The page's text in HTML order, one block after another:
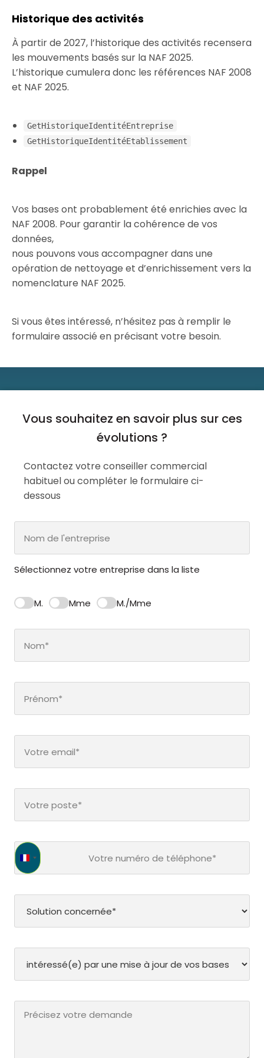
Historique des activités
À partir de 2027, l’historique des activités recensera
les mouvements basés sur la NAF 2025.
L’historique cumulera donc les références NAF 2008
et NAF 2025.
GetHistoriqueIdentitéEntreprise
GetHistoriqueIdentitéEtablissement
Rappel
Vos bases ont probablement été enrichies avec la
NAF 2008. Pour garantir la cohérence de vos
données,
nous pouvons vous accompagner dans une
opération de nettoyage et d’enrichissement vers la
nomenclature NAF 2025.
Si vous êtes intéressé, n’hésitez pas à remplir le
formulaire associé en précisant votre besoin.
Vous souhaitez en savoir plus sur ces
évolutions ?
Contactez votre conseiller commercial
habituel ou compléter le formulaire ci-
dessous
Sélectionnez votre entreprise dans la liste
M. Mme M./Mme
France +33